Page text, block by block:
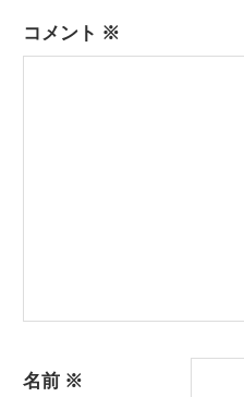
ー
コメント ※
名前 ※